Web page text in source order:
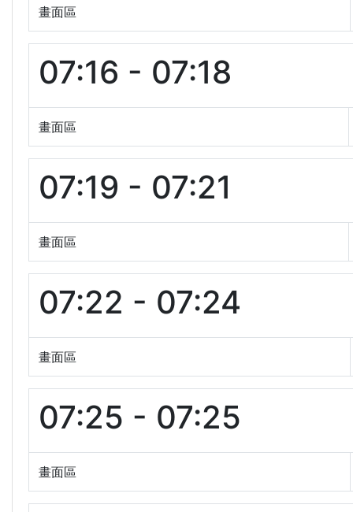
畫面區
07:16 - 07:18
畫面區
07:19 - 07:21
畫面區
07:22 - 07:24
畫面區
07:25 - 07:25
畫面區